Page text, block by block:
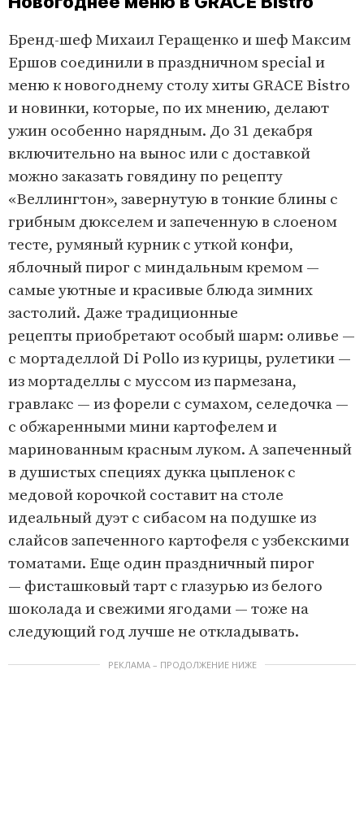
Бренд-шеф Михаил Геращенко и шеф Максим
Ершов соединили в праздничном special и
меню к новогоднему столу хиты GRACE Bistro
и новинки, которые, по их мнению, делают
ужин особенно нарядным. До 31 декабря
включительно на вынос или с доставкой
можно заказать говядину по рецепту
«Веллингтон», завернутую в тонкие блины с
грибным дюкселем и запеченную в слоеном
тесте, румяный курник с уткой конфи,
яблочный пирог с миндальным кремом —
самые уютные и красивые блюда зимних
застолий. Даже традиционные
рецепты приобретают особый шарм: оливье —
с мортаделлой Di Pollo из курицы, рулетики —
из мортаделлы с муссом из пармезана,
гравлакс — из форели с сумахом, селедочка —
с обжаренными мини картофелем и
маринованным красным луком. А запеченный
в душистых специях дукка цыпленок с
медовой корочкой составит на столе
идеальный дуэт с сибасом на подушке из
слайсов запеченного картофеля с узбекскими
томатами. Еще один праздничный пирог
— фисташковый тарт с глазурью из белого
шоколада и свежими ягодами — тоже на
следующий год лучше не откладывать.
РЕКЛАМА – ПРОДОЛЖЕНИЕ НИЖЕ